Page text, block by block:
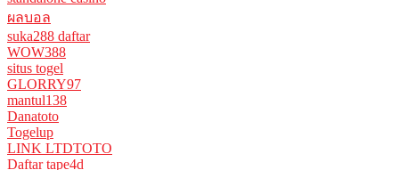
ผลบอล
suka288 daftar
WOW388
situs togel
GLORRY97
mantul138
Danatoto
Togelup
LINK LTDTOTO
Daftar tape4d